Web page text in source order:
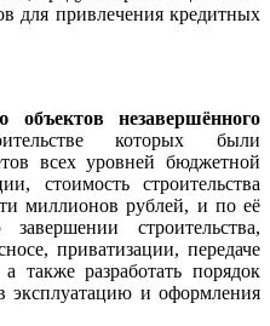
для привлечения кредитных
объектов незавершённого
которых были
всех уровней бюджетной
стоимость строительства
миллионов рублей, и по её
строительства,
приватизации, передаче
также разработать порядок
эксплуатацию и оформления